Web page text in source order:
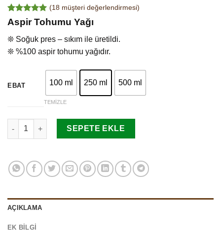
18
müşteri
puanına
dayanarak
5 üzerinden
5.00puan
(18 müşteri değerlendirmesi)
Aspir Tohumu Yağı
❊ Soğuk pres – sıkım ile üretildi.
❊ %100 aspir tohumu yağıdır.
EBAT 100 ml 250 ml 500 ml
TEMIZLE
Aspir Tohumu Yağı adet
SEPETE EKLE
AÇIKLAMA
EK BILGI